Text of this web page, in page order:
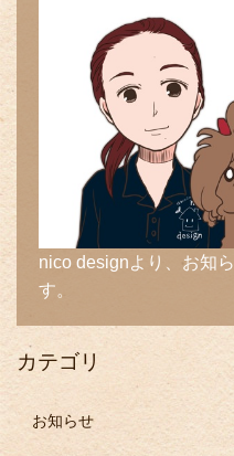
nico designより、お知
す。
カテゴリ
お知らせ